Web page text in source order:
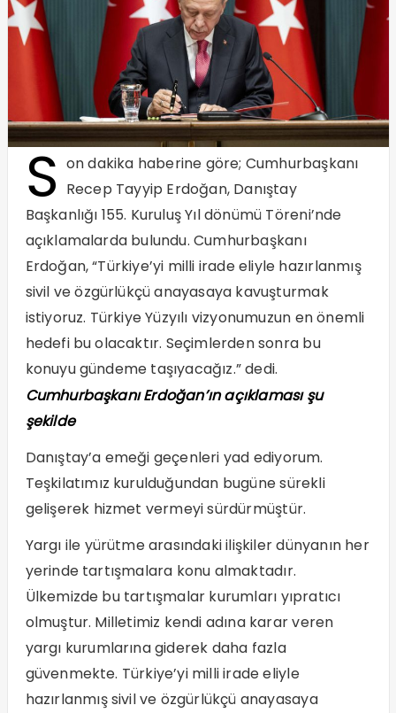
S on dakika haberine göre; Cumhurbaşkanı
Recep Tayyip Erdoğan, Danıştay
Başkanlığı 155. Kuruluş Yıl dönümü Töreni’nde
açıklamalarda bulundu. Cumhurbaşkanı
Erdoğan, “Türkiye’yi milli irade eliyle hazırlanmış
sivil ve özgürlükçü anayasaya kavuşturmak
istiyoruz. Türkiye Yüzyılı vizyonumuzun en önemli
hedefi bu olacaktır. Seçimlerden sonra bu
konuyu gündeme taşıyacağız.” dedi.
Cumhurbaşkanı Erdoğan’ın açıklaması şu
şekilde
Danıştay’a emeği geçenleri yad ediyorum.
Teşkilatımız kurulduğundan bugüne sürekli
gelişerek hizmet vermeyi sürdürmüştür.
Yargı ile yürütme arasındaki ilişkiler dünyanın her
yerinde tartışmalara konu almaktadır.
Ülkemizde bu tartışmalar kurumları yıpratıcı
olmuştur. Milletimiz kendi adına karar veren
yargı kurumlarına giderek daha fazla
güvenmekte. Türkiye’yi milli irade eliyle
hazırlanmış sivil ve özgürlükçü anayasaya